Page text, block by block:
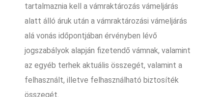
tartalmaznia kell a vámraktározás vámeljárás
alatt álló áruk után a vámraktározási vámeljárás
alá vonás időpontjában érvényben lévő
jogszabályok alapján fizetendő vámnak, valamint
az egyéb terhek aktuális összegét, valamint a
felhasznált, illetve felhasználható biztosíték
összegét.